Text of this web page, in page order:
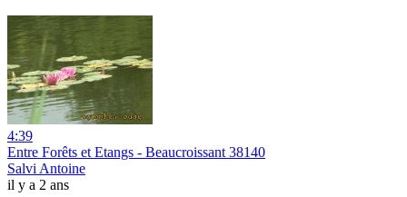
4:39
Entre Forêts et Etangs - Beaucroissant 38140
Salvi Antoine
il y a 2 ans